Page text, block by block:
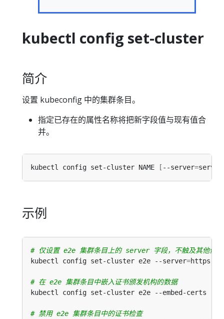
kubectl config set-cluster
简介
设置 kubeconfig 中的集群条目。
指定已存在的属性名称将把新字段值与现有值合
并。
kubectl config set-cluster NAME [ --server=server
示例
# 仅设置 e2e 集群条目上的 server 字段，不触及其他值
kubectl config set-cluster e2e --server=
# 在 e2e 集群条目中嵌入证书颁发机构的数据
kubectl config set-cluster e2e --embed-certs
# 禁用 e2e 集群条目中的证书检查